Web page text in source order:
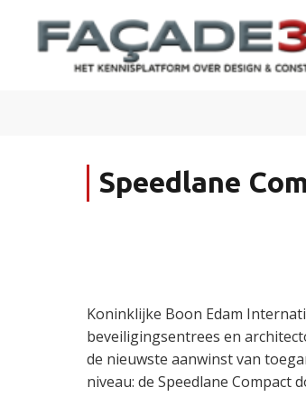
Speedlane
Koninklijke Boon Edam
beveiligingsentrees en
de nieuwste aanwinst van
niveau: de Speedlane